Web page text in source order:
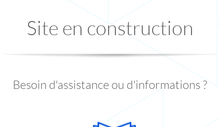
Site en construction
Besoin d'assistance ou d'informations ?